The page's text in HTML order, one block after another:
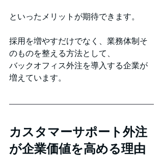
といったメリットが期待できます。
採用を増やすだけでなく、業務体制そ
のものを整える方法として、
バックオフィス外注を導入する企業が
増えています。
カスタマーサポート外注
が企業価値を高める理由